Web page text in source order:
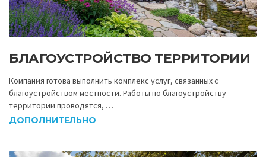
БЛАГОУСТРОЙСТВО ТЕРРИТОРИИ
Компания готова выполнить комплекс услуг, связанных с
благоустройством местности. Работы по благоустройству
территории проводятся, …
ДОПОЛНИТЕЛЬНО